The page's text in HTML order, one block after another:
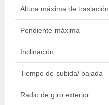
Altura máxima de traslación
Pendiente máxima
Inclinación
Tiempo de subida/ bajada
Radio de giro exterior